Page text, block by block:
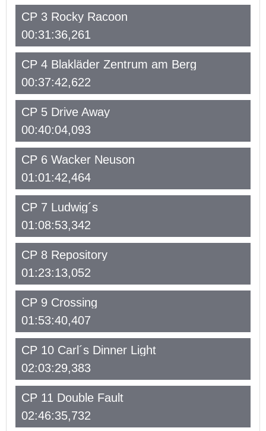
CP 3 Rocky Racoon
00:31:36,261
CP 4 Blakläder Zentrum am Berg
00:37:42,622
CP 5 Drive Away
00:40:04,093
CP 6 Wacker Neuson
01:01:42,464
CP 7 Ludwig´s
01:08:53,342
CP 8 Repository
01:23:13,052
CP 9 Crossing
01:53:40,407
CP 10 Carl´s Dinner Light
02:03:29,383
CP 11 Double Fault
02:46:35,732